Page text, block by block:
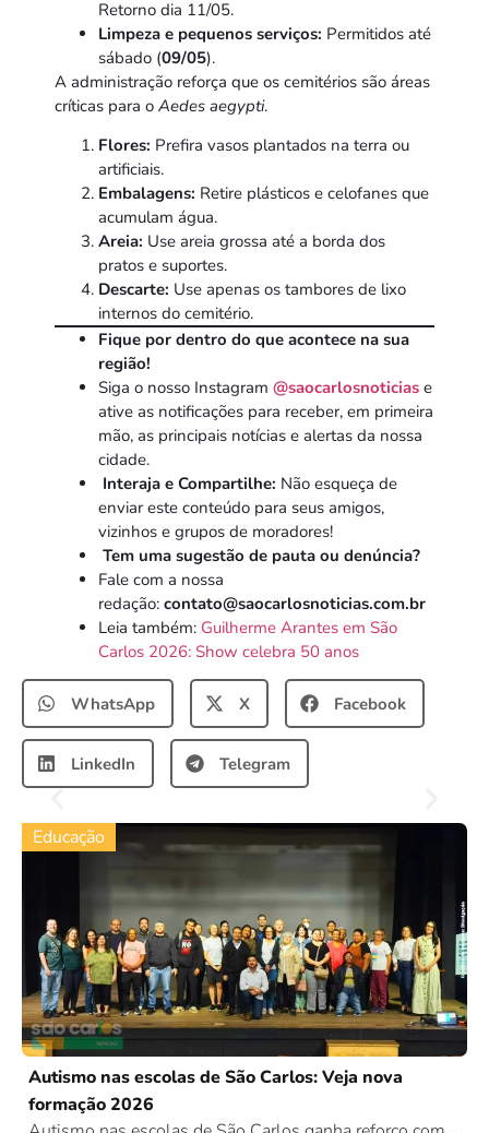
Retorno dia 11/05.
Limpeza e pequenos serviços: Permitidos até
sábado (09/05).
A administração reforça que os cemitérios são áreas
críticas para o Aedes aegypti.
Flores: Prefira vasos plantados na terra ou
artificiais.
Embalagens: Retire plásticos e celofanes que
acumulam água.
Areia: Use areia grossa até a borda dos
pratos e suportes.
Descarte: Use apenas os tambores de lixo
internos do cemitério.
Fique por dentro do que acontece na sua
região!
Siga o nosso Instagram @saocarlosnoticias e
ative as notificações para receber, em primeira
mão, as principais notícias e alertas da nossa
cidade.
Interaja e Compartilhe: Não esqueça de
enviar este conteúdo para seus amigos,
vizinhos e grupos de moradores!
Tem uma sugestão de pauta ou denúncia?
Fale com a nossa
redação: contato@saocarlosnoticias.com.br
Leia também: Guilherme Arantes em São
Carlos 2026: Show celebra 50 anos
WhatsApp X Facebook
LinkedIn Telegram
Educação
Autismo nas escolas de São Carlos: Veja nova
formação 2026